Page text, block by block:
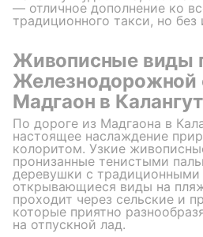
— отличное дополнение ко
традиционного такси, но без
Живописные виды
Железнодорожной
Мадгаон в Калангут
По дороге из Мадгаона в
настоящее наслаждение
колоритом. Узкие
пронизанные тенистыми
деревушки с
открывающиеся виды на
проходит через сельские и
которые приятно
на отпускной лад.